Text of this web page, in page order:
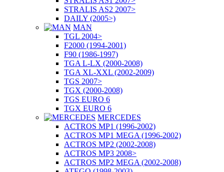
STRALIS AS2 2007>
DAILY (2005>)
MAN
TGL 2004>
F2000 (1994-2001)
F90 (1986-1997)
TGA L-LX (2000-2008)
TGA XL-XXL (2002-2009)
TGS 2007>
TGX (2000-2008)
TGS EURO 6
TGX EURO 6
MERCEDES
ACTROS MP1 (1996-2002)
ACTROS MP1 MEGA (1996-2002)
ACTROS MP2 (2002-2008)
ACTROS MP3 2008>
ACTROS MP2 MEGA (2002-2008)